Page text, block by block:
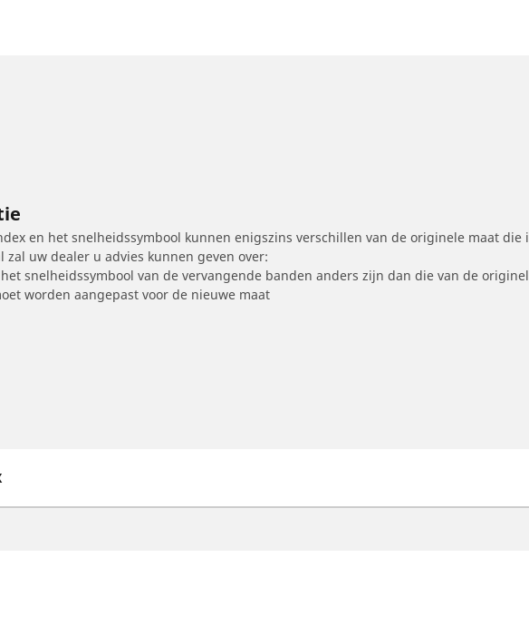
en het snelheidssymbool kunnen enigszins verschillen van de originele maat
uw dealer u advies kunnen geven over:
snelheidssymbool van de vervangende banden anders zijn dan die van de
worden aangepast voor de nieuwe maat